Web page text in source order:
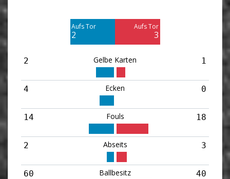
Aufs Tor
2
Aufs Tor
3
2 Gelbe Karten 1
4 Ecken 0
14 Fouls 18
2 Abseits 3
60 Ballbesitz 40